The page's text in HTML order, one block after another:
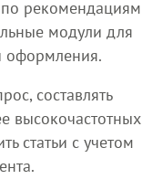
по рекомендациям
модули для
оформления.
составлять
высокочастотных
статьи с учетом